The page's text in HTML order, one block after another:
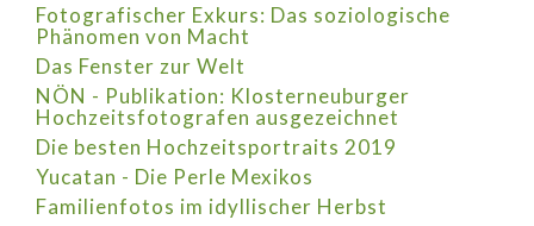
Fotografischer Exkurs: Das soziologische
Phänomen von Macht
Das Fenster zur Welt
NÖN - Publikation: Klosterneuburger
Hochzeitsfotografen ausgezeichnet
Die besten Hochzeitsportraits 2019
Yucatan - Die Perle Mexikos
Familienfotos im idyllischer Herbst